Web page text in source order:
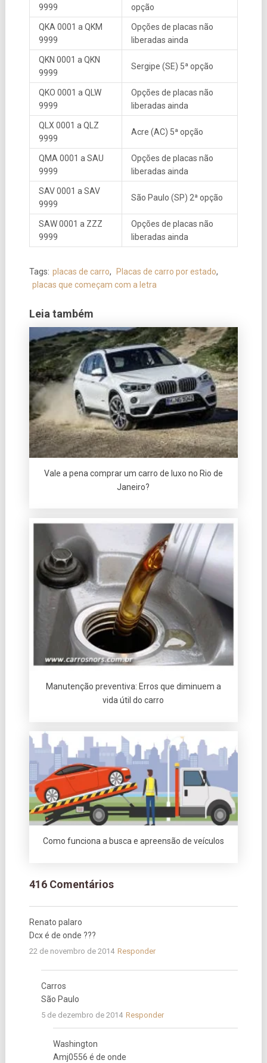
9999 opção
QKA 0001 a QKM
9999
Opções de placas não
liberadas ainda
QKN 0001 a QKN
9999
Sergipe (SE) 5ª opção
QKO 0001 a QLW
9999
Opções de placas não
liberadas ainda
QLX 0001 a QLZ
9999
Acre (AC) 5ª opção
QMA 0001 a SAU
9999
Opções de placas não
liberadas ainda
SAV 0001 a SAV
9999
São Paulo (SP) 2ª opção
SAW 0001 a ZZZ
9999
Opções de placas não
liberadas ainda
Tags: placas de carro, Placas de carro por estado,
placas que começam com a letra
Leia também
Vale a pena comprar um carro de luxo no Rio de
Janeiro?
Manutenção preventiva: Erros que diminuem a
vida útil do carro
Como funciona a busca e apreensão de veículos
416 Comentários
Renato palaro
Dcx é de onde ???
22 de novembro de 2014 Responder
Carros
São Paulo
5 de dezembro de 2014 Responder
Washington
Amj0556 é de onde